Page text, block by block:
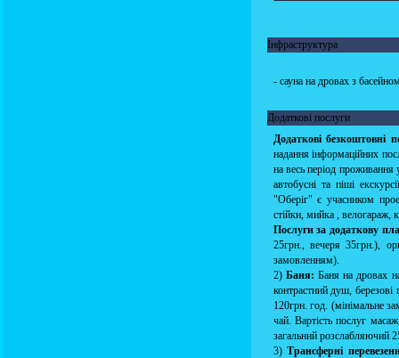
Інфраструктура
- сауна на дровах з
Додаткові послуги
Додаткові безкоштовні
надання інформаційних
на весь період
автобусні та піші
"Оберіг" є учасником
стійки, мийка , велогараж,
Послуги за додаткову
25грн., вечеря 35грн.),
замовленням).
2) Баня: Баня на дровах
контрастний душ, березові
120грн. год. (мінімальне
чай. Вартість послуг
загальний розслабляючий
3)Трансферні